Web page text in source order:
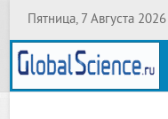
Пятница, 7 Августа 2026